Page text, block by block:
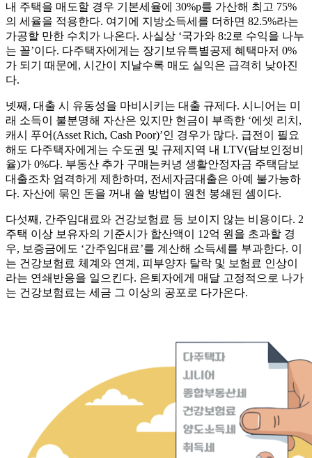
내 주택을 매도할 경우 기본세율에 30%p를 가산해 최고 75%
의 세율을 적용한다. 여기에 지방소득세를 더하면 82.5%라는
가공할 만한 수치가 나온다. 사실상 ‘국가와 8:2로 수익을 나누
는 꼴’이다. 다주택자에게는 장기보유특별공제 혜택마저 0%
가 되기 때문에, 시간이 지날수록 매도 실익은 급격히 낮아진
다.
넷째, 대출 시 유동성을 마비시키는 대출 규제다. 시니어는 미
래 소득이 불분명해 자산은 있지만 현금이 부족한 ‘에셋 리치,
캐시 푸어(Asset Rich, Cash Poor)’인 경우가 많다. 급전이 필요
해도 다주택자에게는 수도권 및 규제지역 내 LTV(담보인정비
율)가 0%다. 부동산 추가 구매는커녕 생활안정자금 주택담보
대출조차 엄격하게 제한하며, 전세자금대출은 아예 불가능하
다. 자산에 묶인 돈을 꺼내 쓸 방법이 원천 봉쇄된 셈이다.
다섯째, 간주임대료와 건강보험료 등 보이지 않는 비용이다. 2
주택 이상 보유자의 기준시가 합산액이 12억 원을 초과할 경
우, 보증금에도 ‘간주임대료’를 계산해 소득세를 부과한다. 이
는 건강보험료 체계와 연계, 피부양자 탈락 및 보험료 인상이
라는 연쇄반응을 일으킨다. 은퇴자에게 매달 고정적으로 나가
는 건강보험료는 세금 그 이상의 공포로 다가온다.